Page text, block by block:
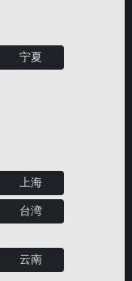
宁夏
上海
台湾
云南